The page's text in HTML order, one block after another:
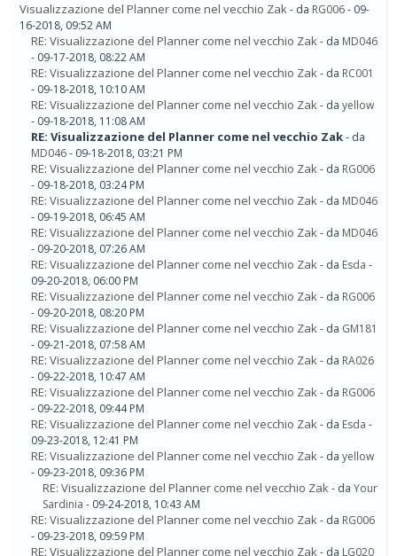
Visualizzazione del Planner come nel vecchio Zak- da RG006- 09-
16-2018, 09:52 AM
RE: Visualizzazione del Planner come nel vecchio Zak- da MD046
- 09-17-2018, 08:22 AM
RE: Visualizzazione del Planner come nel vecchio Zak- da RC001
- 09-18-2018, 10:10 AM
RE: Visualizzazione del Planner come nel vecchio Zak- da yellow
- 09-18-2018, 11:08 AM
RE: Visualizzazione del Planner come nel vecchio Zak- da
MD046- 09-18-2018, 03:21 PM
RE: Visualizzazione del Planner come nel vecchio Zak- da RG006
- 09-18-2018, 03:24 PM
RE: Visualizzazione del Planner come nel vecchio Zak- da MD046
- 09-19-2018, 06:45 AM
RE: Visualizzazione del Planner come nel vecchio Zak- da MD046
- 09-20-2018, 07:26 AM
RE: Visualizzazione del Planner come nel vecchio Zak- da Esda -
09-20-2018, 06:00 PM
RE: Visualizzazione del Planner come nel vecchio Zak- da RG006
- 09-20-2018, 08:20 PM
RE: Visualizzazione del Planner come nel vecchio Zak- da GM181
- 09-21-2018, 07:58 AM
RE: Visualizzazione del Planner come nel vecchio Zak- da RA026
- 09-22-2018, 10:47 AM
RE: Visualizzazione del Planner come nel vecchio Zak- da RG006
- 09-22-2018, 09:44 PM
RE: Visualizzazione del Planner come nel vecchio Zak- da Esda -
09-23-2018, 12:41 PM
RE: Visualizzazione del Planner come nel vecchio Zak- da yellow
- 09-23-2018, 09:36 PM
RE: Visualizzazione del Planner come nel vecchio Zak- da Your
Sardinia - 09-24-2018, 10:43 AM
RE: Visualizzazione del Planner come nel vecchio Zak- da RG006
- 09-23-2018, 09:59 PM
RE: Visualizzazione del Planner come nel vecchio Zak- da LG020